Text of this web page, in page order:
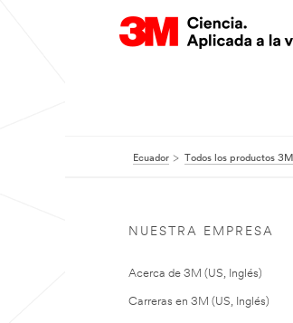
Ecuador Todos los productos 3M
NUESTRA EMPRESA
Acerca de 3M (US, Inglés)
Carreras en 3M (US, Inglés)